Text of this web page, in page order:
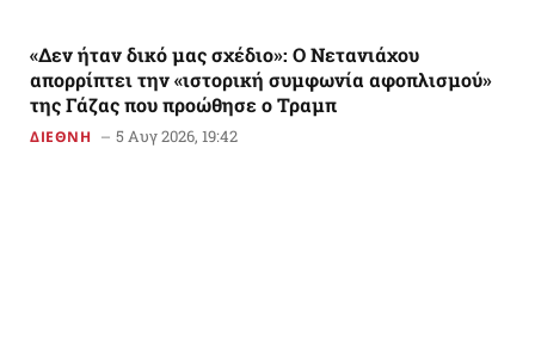
«Δεν ήταν δικό μας σχέδιο»: Ο Νετανιάχου
απορρίπτει την «ιστορική συμφωνία αφοπλισμού»
της Γάζας που προώθησε ο Τραμπ
ΔΙΕΘΝΗ 5 Αυγ 2026, 19:42